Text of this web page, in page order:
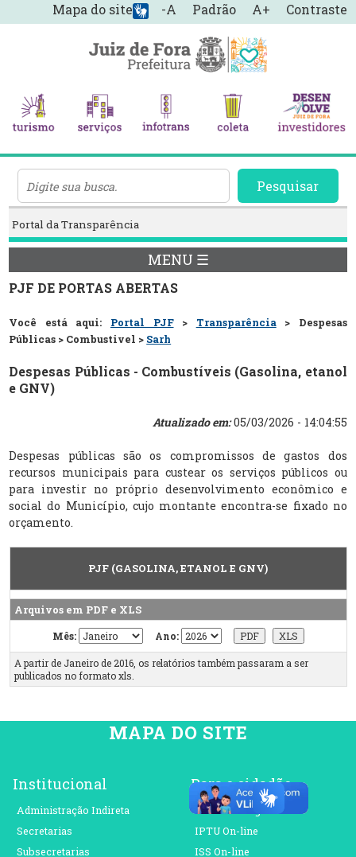
-A Padrão A+ Contraste
Mapa do site
Pesquisar
Portal da Transparência
MENU ☰
PJF DE PORTAS ABERTAS
Você está aqui: Portal PJF> Transparência> Despesas
Públicas > Combustivel > Sarh
Despesas Públicas - Combustíveis (Gasolina, etanol
e GNV)
Atualizado em:05/03/2026 - 14:04:55
Despesas públicas são os compromissos de gastos dos
recursos municipais para custear os serviços públicos ou
para investir no próprio desenvolvimento econômico e
social do Município, cujo montante encontra-se fixado no
orçamento.
PJF (GASOLINA, ETANOL E GNV)
Arquivos em PDF e XLS
Mês: Ano:
A partir de Janeiro de 2016, os relatórios também passaram a ser
publicados no formato xls.
MAPA DO SITE
Institucional
Administração Indireta
Secretarias
Subsecretarias
Para o cidadão
Prefeitura Ágil
IPTU On-line
ISS On-line